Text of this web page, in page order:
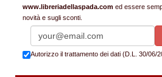
www.libreriadellaspada.com ed essere
novità e sugli sconti.
Autorizzo il trattamento dei dati (D.L. 30/06/